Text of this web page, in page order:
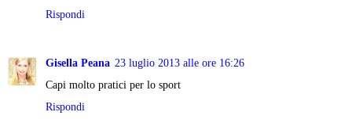
Rispondi
Gisella Peana 23 luglio 2013 alle ore 16:26
Capi molto pratici per lo sport
Rispondi